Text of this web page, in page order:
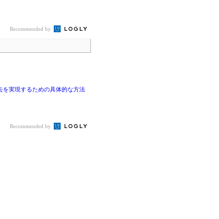
Recommended by
を実現するための具体的な方法
Recommended by